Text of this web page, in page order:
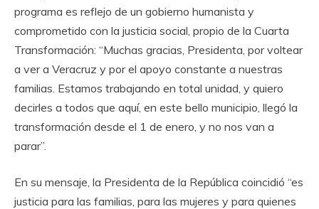
programa es reflejo de un gobierno humanista y
comprometido con la justicia social, propio de la Cuarta
Transformación: “Muchas gracias, Presidenta, por voltear
a ver a Veracruz y por el apoyo constante a nuestras
familias. Estamos trabajando en total unidad, y quiero
decirles a todos que aquí, en este bello municipio, llegó la
transformación desde el 1 de enero, y no nos van a
parar”.
En su mensaje, la Presidenta de la República coincidió “es
justicia para las familias, para las mujeres y para quienes